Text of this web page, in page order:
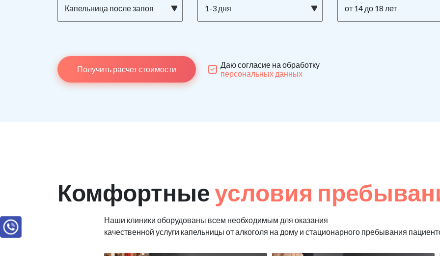
Капельница после запоя 1-3 дня от 14 до 18 лет
Получить расчет стоимости
Даю согласие на обработку
персональных данных
Комфортныеусловия
Наши клиники оборудованы всем необходимым для оказания
качественной услуги капельницы от алкоголя на дому и стационарного пребывания